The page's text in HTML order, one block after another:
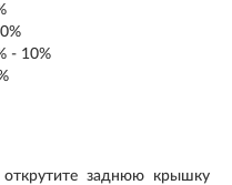
- 10%
заднюю крышку